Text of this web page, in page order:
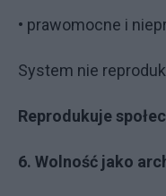
• prawomocne i
System nie
Reprodukuje
6. Wolność jako